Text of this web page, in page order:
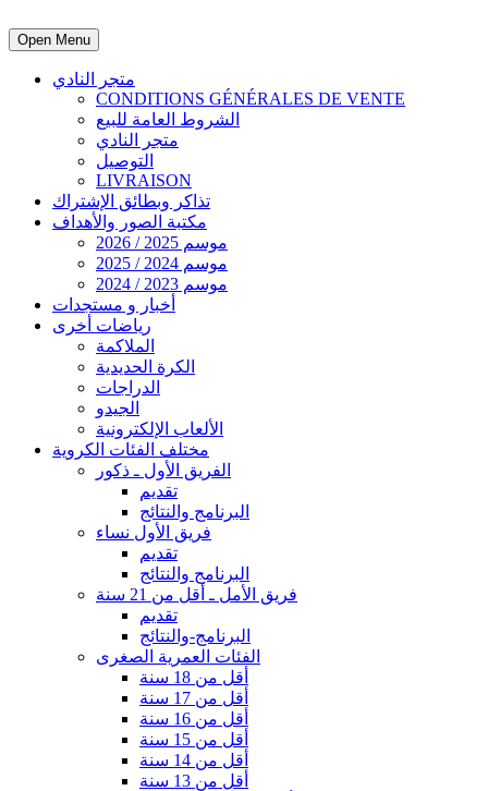
Open Menu
متجر النادي
CONDITIONS GÉNÉRALES DE VENTE
الشروط العامة للبيع
متجر النادي
التوصيل
LIVRAISON
تذاكر وبطائق الإشتراك
مكتبة الصور والأهداف
موسم 2025 / 2026
موسم 2024 / 2025
موسم 2023 / 2024
أخبار و مستجدات
رياضات أخرى
الملاكمة
الكرة الحديدية
الدراجات
الجيدو
الألعاب الإلكترونية
مختلف الفئات الكروية
الفريق الأول ـ ذكور
تقديم
البرنامج والنتائج
فريق الأول نساء
تقديم
البرنامج والنتائج
فريق الأمل ـ أقل من 21 سنة
تقديم
البرنامج-والنتائج
الفئات العمرية الصغرى
أقل من 18 سنة
أقل من 17 سنة
أقل من 16 سنة
أقل من 15 سنة
أقل من 14 سنة
أقل من 13 سنة